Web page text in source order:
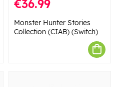
€36.99
Monster Hunter Stories
Collection (CIAB) (Switch)